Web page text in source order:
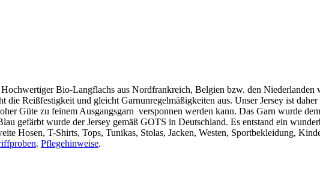
Bio-Langflachs aus Nordfrankreich, Belgien bzw. den Niederlanden
Reißfestigkeit und gleicht Garnunregelmäßigkeiten aus. Unser Jersey ist
Güte zu feinem Ausgangsgarn versponnen werden kann. Das Garn wurde
gefärbt wurde der Jersey gemäß GOTS in Deutschland. Es entstand ein
Hosen, T-Shirts, Tops, Tunikas, Stolas, Jacken, Westen, Sportbekleidung,
. Pflegehinweise.